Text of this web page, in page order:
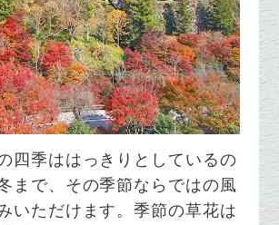
四季ははっきりとしているの
まで、その季節ならではの風
いただけます。季節の草花は